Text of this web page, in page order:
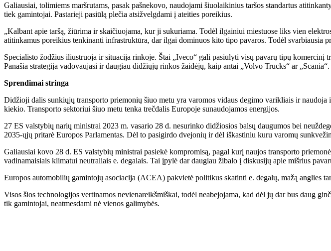
Galiausiai, tolimiems maršrutams, pasak pašnekovo, naudojami šiuolaikinius taršos standartus
tiek gamintojai. Pastarieji pasiūlą plečia atsižvelgdami į ateities poreikius.
„Kalbant apie taršą, žiūrima ir skaičiuojama, kur ji sukuriama. Todėl ilgainiui miestuose liks vien
atitinkamus poreikius tenkinanti infrastruktūra, dar ilgai dominuos kito tipo pavaros. Todėl svarbiausia
Specialisto žodžius iliustruoja ir situacija rinkoje. Štai „Iveco“ gali pasiūlyti visų pavarų tipų
Panašia strategija vadovaujasi ir daugiau didžiųjų rinkos žaidėjų, kaip antai „Volvo Trucks“ ar „Scania“.
Sprendimai stringa
Didžioji dalis sunkiųjų transporto priemonių šiuo metu yra varomos vidaus degimo varikliais ir
kiekio. Transporto sektoriui šiuo metu tenka trečdalis Europoje sunaudojamos energijos.
27 ES valstybių narių ministrai 2023 m. vasario 28 d. nesurinko didžiosios balsų daugumos bei
2035-ųjų pritarė Europos Parlamentas. Dėl to pasigirdo dvejonių ir dėl iškastiniu kuru varomų
Galiausiai kovo 28 d. ES valstybių ministrai pasiekė kompromisą, pagal kurį naujos transporto
vadinamaisiais klimatui neutraliais e. degalais. Tai įpylė dar daugiau žibalo į diskusijų apie mišrius
Europos automobilių gamintojų asociacija (ACEA) pakvietė politikus skatinti e. degalų, mažą anglies
Visos šios technologijos vertinamos nevienareikšmiškai, todėl neabejojama, kad dėl jų dar bus daug
tik gamintojai, neatmesdami nė vienos galimybės.